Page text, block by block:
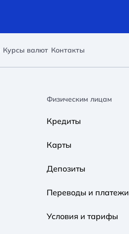
Курсы валют Контакты
Физическим лицам
Кредиты
Карты
Депозиты
Переводы и платежи
Условия и тарифы